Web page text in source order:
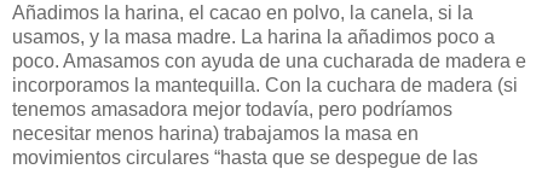
Añadimos la harina, el cacao en polvo, la canela, si la
usamos, y la masa madre. La harina la añadimos poco a
poco. Amasamos con ayuda de una cucharada de madera e
incorporamos la mantequilla. Con la cuchara de madera (si
tenemos amasadora mejor todavía, pero podríamos
necesitar menos harina) trabajamos la masa en
movimientos circulares “hasta que se despegue de las